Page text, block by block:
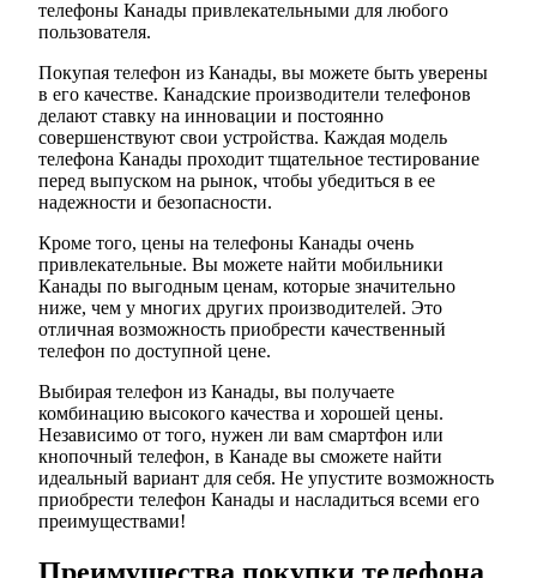
телефоны Канады привлекательными для любого
пользователя.
Покупая телефон из Канады, вы можете быть уверены
в его качестве. Канадские производители телефонов
делают ставку на инновации и постоянно
совершенствуют свои устройства. Каждая модель
телефона Канады проходит тщательное тестирование
перед выпуском на рынок, чтобы убедиться в ее
надежности и безопасности.
Кроме того, цены на телефоны Канады очень
привлекательные. Вы можете найти мобильники
Канады по выгодным ценам, которые значительно
ниже, чем у многих других производителей. Это
отличная возможность приобрести качественный
телефон по доступной цене.
Выбирая телефон из Канады, вы получаете
комбинацию высокого качества и хорошей цены.
Независимо от того, нужен ли вам смартфон или
кнопочный телефон, в Канаде вы сможете найти
идеальный вариант для себя. Не упустите возможность
приобрести телефон Канады и насладиться всеми его
преимуществами!
Преимущества покупки телефона